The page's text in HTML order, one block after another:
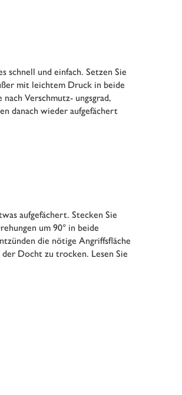
und einfach. Setzen Sie
mit leichtem Druck in beide
Verschmutz- ungsgrad,
danach wieder aufgefächert
aufgefächert. Stecken Sie
um 90° in beide
die nötige Angriffsfläche
Docht zu trocken. Lesen Sie